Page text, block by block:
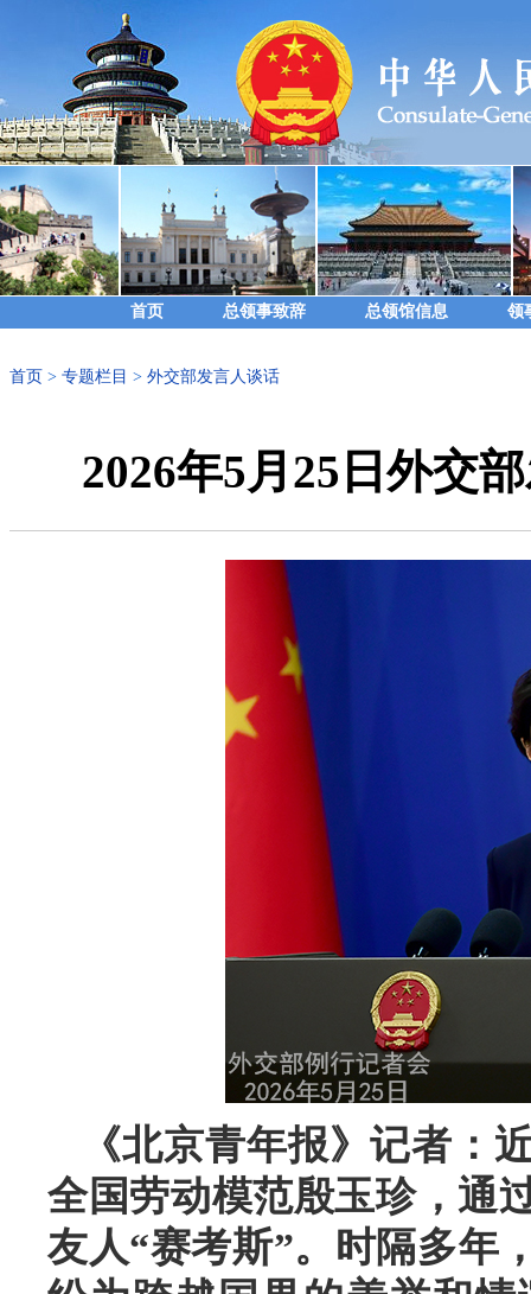
首页 总领事致辞 总领馆信息 领
首页 > 专题栏目 > 外交部发言人谈话
2026年5月25日外交
《北京青年报》记者：
全国劳动模范殷玉珍，通
友人“赛考斯”。时隔多年